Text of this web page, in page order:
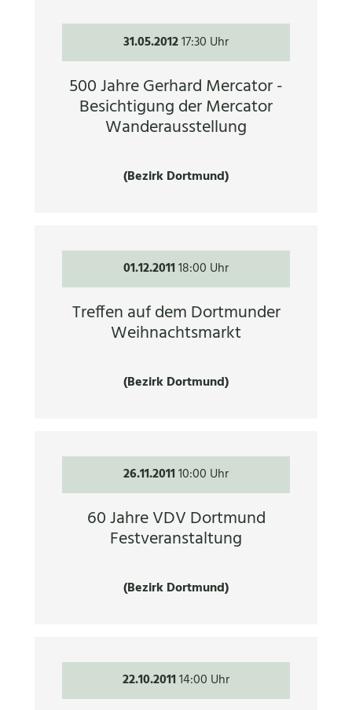
31.05.201217:30 Uhr
500 Jahre Gerhard Mercator -
Besichtigung der Mercator
Wanderausstellung
(Bezirk Dortmund)
01.12.201118:00 Uhr
Treffen auf dem Dortmunder
Weihnachtsmarkt
(Bezirk Dortmund)
26.11.201110:00 Uhr
60 Jahre VDV Dortmund
Festveranstaltung
(Bezirk Dortmund)
22.10.201114:00 Uhr